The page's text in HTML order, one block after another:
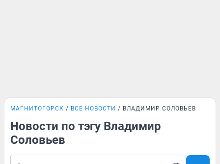
МАГНИТОГОРСК ВСЕ НОВОСТИ ВЛАДИМИР СОЛОВЬЕВ
Новости по тэгу Владимир
Соловьев